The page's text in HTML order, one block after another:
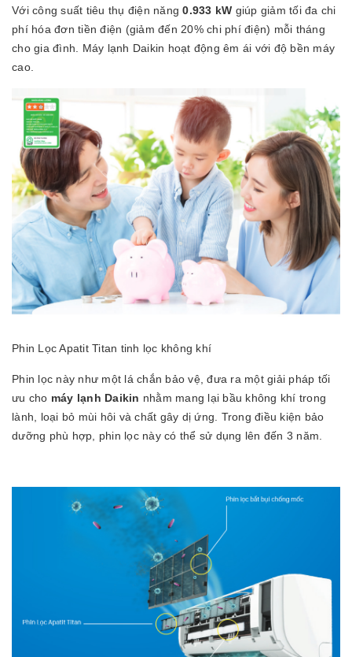
Với công suất tiêu thụ điện năng0.933 kW giúp giảm tối đa chi
phí hóa đơn tiền điện (giảm đến 20% chi phí điện) mỗi tháng
cho gia đình. Máy lạnh Daikin hoạt động êm ái với độ bền máy
cao.
Phin Lọc Apatit Titan tinh lọc không khí
Phin lọc này như một lá chắn bảo vệ, đưa ra một giải pháp tối
ưu cho máy lạnh Daikin nhằm mang lại bầu không khí trong
lành, loại bỏ mùi hôi và chất gây dị ứng. Trong điều kiện bảo
dưỡng phù hợp, phin lọc này có thể sử dụng lên đến 3 năm.